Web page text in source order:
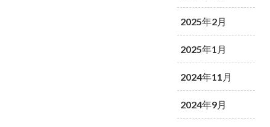
2025年2月
2025年1月
2024年11月
2024年9月